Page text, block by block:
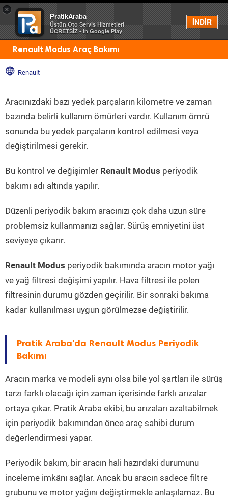
×
PratikAraba
Üstün Oto Servis Hizmetleri
ÜCRETSİZ - In Google Play
İNDİR
Menü
Renault Modus Araç Bakımı
Renault
Aracınızdaki bazı yedek parçaların kilometre ve zaman
bazında belirli kullanım ömürleri vardır. Kullanım ömrü
sonunda bu yedek parçaların kontrol edilmesi veya
değiştirilmesi gerekir.
Bu kontrol ve değişimler Renault Modus periyodik
bakımı adı altında yapılır.
Düzenli periyodik bakım aracınızı çok daha uzun süre
problemsiz kullanmanızı sağlar. Sürüş emniyetini üst
seviyeye çıkarır.
Renault Modus periyodik bakımında aracın motor yağı
ve yağ filtresi değişimi yapılır. Hava filtresi ile polen
filtresinin durumu gözden geçirilir. Bir sonraki bakıma
kadar kullanılması uygun görülmezse değiştirilir.
Pratik Araba'da Renault Modus Periyodik
Bakımı
Aracın marka ve modeli aynı olsa bile yol şartları ile sürüş
tarzı farklı olacağı için zaman içerisinde farklı arızalar
ortaya çıkar. Pratik Araba ekibi, bu arızaları azaltabilmek
için periyodik bakımından önce araç sahibi durum
değerlendirmesi yapar.
Periyodik bakım, bir aracın hali hazırdaki durumunu
inceleme imkânı sağlar. Ancak bu aracın sadece filtre
grubunu ve motor yağını değiştirmekle anlaşılamaz. Bu